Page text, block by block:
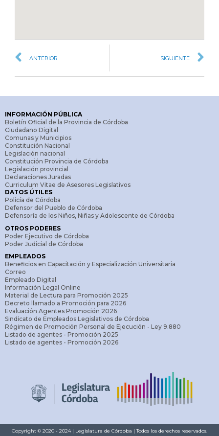
ANTERIOR SIGUIENTE
INFORMACIÓN PÚBLICA
Boletín Oficial de la Provincia de Córdoba
Ciudadano Digital
Comunas y Municipios
Constitución Nacional
Legislación nacional
Constitución Provincia de Córdoba
Legislación provincial
Declaraciones Juradas
Curriculum Vitae de Asesores Legislativos
DATOS ÚTILES
Policía de Córdoba
Defensor del Pueblo de Córdoba
Defensoría de los Niños, Niñas y Adolescente de Córdoba
OTROS PODERES
Poder Ejecutivo de Córdoba
Poder Judicial de Córdoba
EMPLEADOS
Beneficios en Capacitación y Especialización Universitaria
Correo
Empleado Digital
Información Legal Online
Material de Lectura para Promoción 2025
Decreto llamado a Promoción para 2026
Evaluación Agentes Promoción 2026
Sindicato de Empleados Legislativos de Córdoba
Régimen de Promoción Personal de Ejecución - Ley 9.880
Listado de agentes - Promoción 2025
Listado de agentes - Promoción 2026
Copyright © 2020 - 2024 | Legislatura de Córdoba | Todos los derechos reservados.